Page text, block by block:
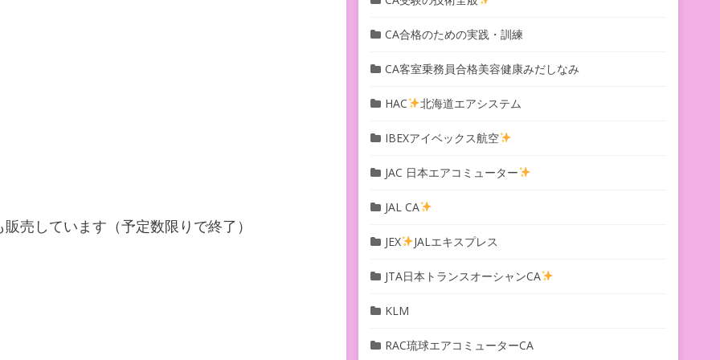
売しています（予定数限りで終了）
CA合格のための実践・訓練
CA客室乗務員合格美容健康みだしなみ
HAC 北海道エアシステム
IBEXアイベックス航空
JAC 日本エアコミューター
JAL CA
JEX JALエキスプレス
JTA日本トランスオーシャンCA
KLM
RAC琉球エアコミューターCA